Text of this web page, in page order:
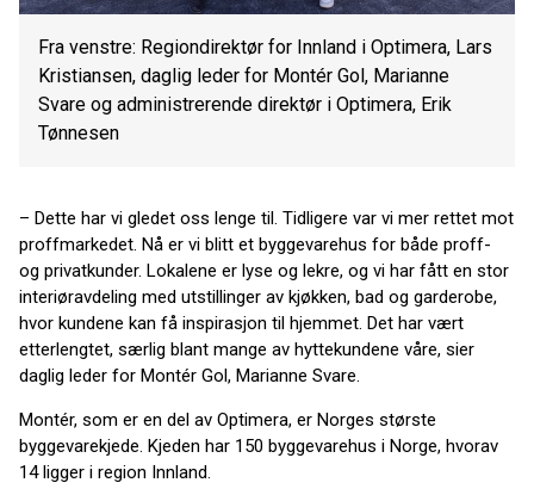
Fra venstre: Regiondirektør for Innland i Optimera, Lars
Kristiansen, daglig leder for Montér Gol, Marianne
Svare og administrerende direktør i Optimera, Erik
Tønnesen
– Dette har vi gledet oss lenge til. Tidligere var vi mer rettet mot
proffmarkedet. Nå er vi blitt et byggevarehus for både proff-
og privatkunder. Lokalene er lyse og lekre, og vi har fått en stor
interiøravdeling med utstillinger av kjøkken, bad og garderobe,
hvor kundene kan få inspirasjon til hjemmet. Det har vært
etterlengtet, særlig blant mange av hyttekundene våre, sier
daglig leder for Montér Gol, Marianne Svare.
Montér, som er en del av Optimera, er Norges største
byggevarekjede. Kjeden har 150 byggevarehus i Norge, hvorav
14 ligger i region Innland.